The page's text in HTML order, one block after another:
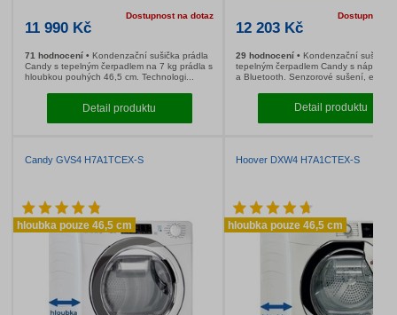
Candy CS4 H7A1DE-S
hloubka pouze 46,5 cm
Candy CSO4
hloubka pouze